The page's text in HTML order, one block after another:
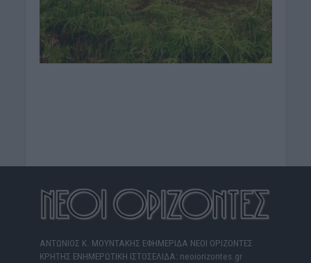
ΑΝΤΩΝΙΟΣ Κ. ΜΟΥΝΤΑΚΗΣ ΕΦΗΜΕΡΙΔΑ ΝΕΟΙ ΟΡΙΖΟΝΤΕΣ
ΚΡΗΤΗΣ ΕΝΗΜΕΡΩΤΙΚΗ ΙΣΤΟΣΕΛΙΔΑ: neoiorizontes.gr